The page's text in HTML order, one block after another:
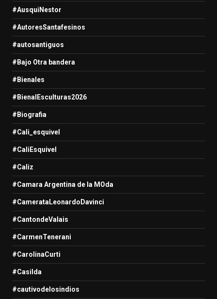
#AusquiNestor
#AutoresSantafesinos
#autosantiguos
#Bajo Otra bandera
#Bienales
#BienalEsculturas2026
#Biografia
#Cali_esquivel
#CaliEsquivel
#Caliz
#Camara Argentina de la MOda
#CamerataLeonardoDavinci
#CantondeValais
#CarmenTenerani
#CarolinaCurti
#Casilda
#cautivodelosindios